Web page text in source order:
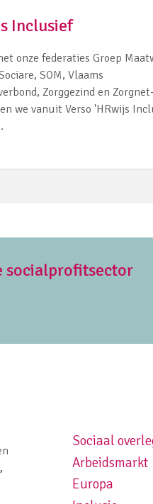
Inclusief
onze federaties Groep
SOM, Vlaams
Zorggezind en
we vanuit Verso 'HRwijs
socialprofitsector
Footer
Sociaal
Arbeidsmarkt
Europa